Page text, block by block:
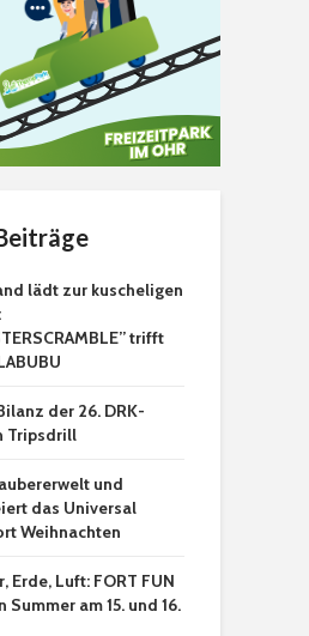
lädt zur kuscheligen
trifft
der 26. DRK-
Tripsdrill
und
das Universal
Weihnachten
Erde, Luft: FORT FUN
am 15. und 16.